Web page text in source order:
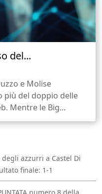
del...
e Molise
più del doppio delle
Mentre le Big...
azzurri a Castel Di
finale: 1-1
numero 8 della